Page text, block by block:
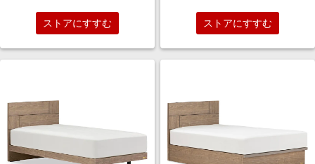
ストアにすすむ ストアにすすむ